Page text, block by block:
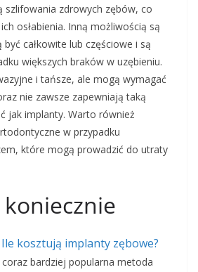
szlifowania zdrowych zębów, co
osłabienia. Inną możliwością są
całkowite lub częściowe i są
większych braków w uzębieniu.
i tańsze, ale mogą wymagać
nie zawsze zapewniają taką
jak implanty. Warto również
w przypadku
które mogą prowadzić do utraty
Ile kosztują implanty zębowe?
bardziej popularna metoda